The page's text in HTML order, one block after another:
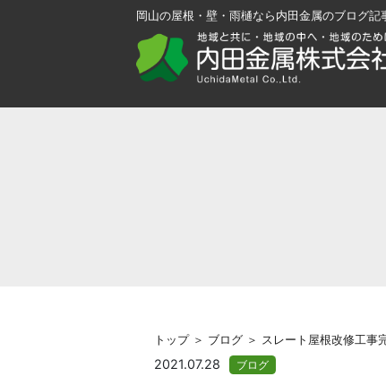
岡山の屋根・壁・雨樋なら内田金属のブログ記
トップ ＞ ブログ ＞ スレート屋根改修工事
2021.07.28 ブログ